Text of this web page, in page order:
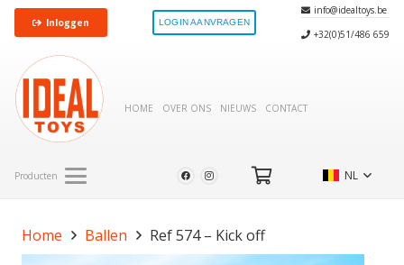
Inloggen LOGIN AANVRAGEN
info@idealtoys.be
+32(0)51/486 659
HOME OVER ONS NIEUWS CONTACT
Producten NL
Home Ballen Ref 574 – Kick off